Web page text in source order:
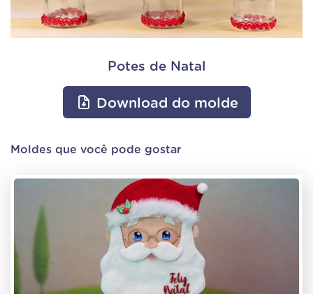
Potes de Natal
Download do molde
Moldes que você pode gostar